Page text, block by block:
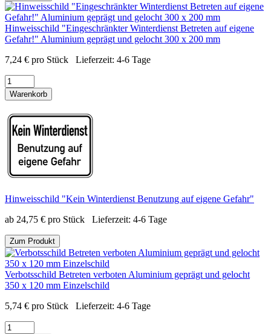
Hinweisschild "Eingeschränkter Winterdienst Betreten auf eigene
Gefahr!" Aluminium geprägt und gelocht 300 x 200 mm
7,24 € pro Stück Lieferzeit: 4-6 Tage
Warenkorb
Hinweisschild "Kein Winterdienst Benutzung auf eigene Gefahr"
ab 24,75 € pro Stück Lieferzeit: 4-6 Tage
Zum Produkt
Verbotsschild Betreten verboten Aluminium geprägt und gelocht
350 x 120 mm Einzelschild
5,74 € pro Stück Lieferzeit: 4-6 Tage